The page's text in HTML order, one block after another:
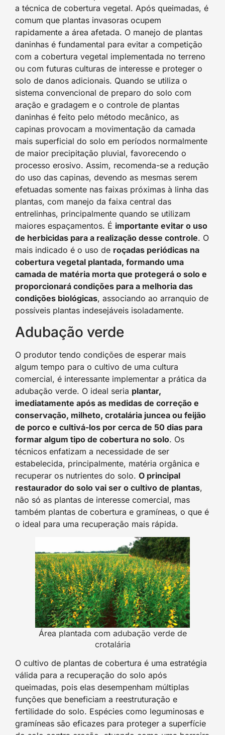
a técnica de cobertura vegetal. Após queimadas, é
comum que plantas invasoras ocupem
rapidamente a área afetada. O manejo de plantas
daninhas é fundamental para evitar a competição
com a cobertura vegetal implementada no terreno
ou com futuras culturas de interesse e proteger o
solo de danos adicionais. Quando se utiliza o
sistema convencional de preparo do solo com
aração e gradagem e o controle de plantas
daninhas é feito pelo método mecânico, as
capinas provocam a movimentação da camada
mais superficial do solo em períodos normalmente
de maior precipitação pluvial, favorecendo o
processo erosivo. Assim, recomenda-se a redução
do uso das capinas, devendo as mesmas serem
efetuadas somente nas faixas próximas à linha das
plantas, com manejo da faixa central das
entrelinhas, principalmente quando se utilizam
maiores espaçamentos. É importante evitar o uso
de herbicidas para a realização desse controle. O
mais indicado é o uso de roçadas periódicas na
cobertura vegetal plantada, formando uma
camada de matéria morta que protegerá o solo e
proporcionará condições para a melhoria das
condições biológicas, associando ao arranquio de
possíveis plantas indesejáveis isoladamente.
Adubação verde
O produtor tendo condições de esperar mais
algum tempo para o cultivo de uma cultura
comercial, é interessante implementar a prática da
adubação verde. O ideal seria plantar,
imediatamente após as medidas de correção e
conservação, milheto, crotalária juncea ou feijão
de porco e cultivá-los por cerca de 50 dias para
formar algum tipo de cobertura no solo. Os
técnicos enfatizam a necessidade de ser
estabelecida, principalmente, matéria orgânica e
recuperar os nutrientes do solo. O principal
restaurador do solo vai ser o cultivo de plantas,
não só as plantas de interesse comercial, mas
também plantas de cobertura e gramíneas, o que é
o ideal para uma recuperação mais rápida.
Área plantada com adubação verde de
crotalária
O cultivo de plantas de cobertura é uma estratégia
válida para a recuperação do solo após
queimadas, pois elas desempenham múltiplas
funções que beneficiam a reestruturação e
fertilidade do solo. Espécies como leguminosas e
gramíneas são eficazes para proteger a superfície